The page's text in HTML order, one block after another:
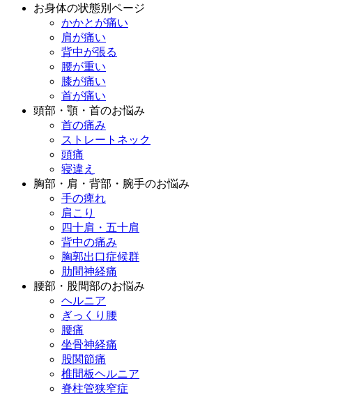
お身体の状態別ページ
かかとが痛い
肩が痛い
背中が張る
腰が重い
膝が痛い
首が痛い
頭部・顎・首のお悩み
首の痛み
ストレートネック
頭痛
寝違え
胸部・肩・背部・腕手のお悩み
手の痺れ
肩こり
四十肩・五十肩
背中の痛み
胸郭出口症候群
肋間神経痛
腰部・股間部のお悩み
ヘルニア
ぎっくり腰
腰痛
坐骨神経痛
股関節痛
椎間板ヘルニア
脊柱管狭窄症